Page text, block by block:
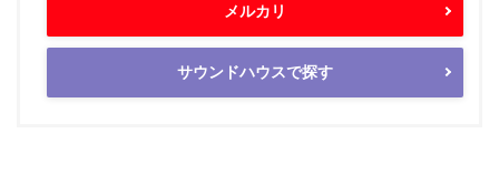
メルカリ
サウンドハウスで探す